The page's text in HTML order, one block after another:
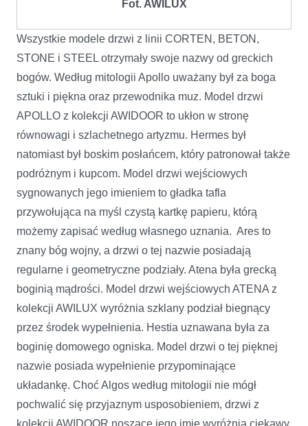
Fot. AWILUX
Wszystkie modele drzwi z linii CORTEN, BETON,
STONE i STEEL otrzymały swoje nazwy od greckich
bogów. Według mitologii Apollo uważany był za boga
sztuki i piękna oraz przewodnika muz. Model drzwi
APOLLO z kolekcji AWIDOOR to ukłon w stronę
równowagi i szlachetnego artyzmu. Hermes był
natomiast był boskim posłańcem, który patronował także
podróżnym i kupcom. Model drzwi wejściowych
sygnowanych jego imieniem to gładka tafla
przywołująca na myśl czystą kartkę papieru, którą
możemy zapisać według własnego uznania. Ares to
znany bóg wojny, a drzwi o tej nazwie posiadają
regularne i geometryczne podziały. Atena była grecką
boginią mądrości. Model drzwi wejściowych ATENA z
kolekcji AWILUX wyróżnia szklany podział biegnący
przez środek wypełnienia. Hestia uznawana była za
boginię domowego ogniska. Model drzwi o tej pięknej
nazwie posiada wypełnienie przypominające
układankę. Choć Algos według mitologii nie mógł
pochwalić się przyjaznym usposobieniem, drzwi z
kolekcji AWIDOOR noszące jego imię wyróżnia ciekawy